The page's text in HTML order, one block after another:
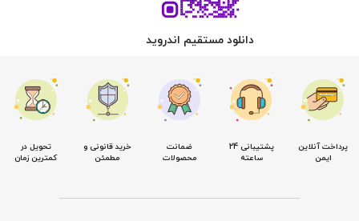
دانلود مستقیم اندروید
پرداخت آنلاین
ایمن
پشتیبانی 24
ساعته
ضمانت
محصولات
خرید قانونی و
مطمئن
تحویل در
کمترین زمان